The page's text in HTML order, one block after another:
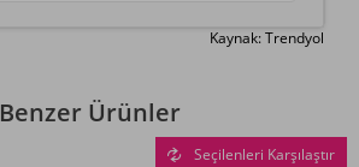
Kaynak: Trendyol
Benzer Ürünler
Seçilenleri Karşılaştır